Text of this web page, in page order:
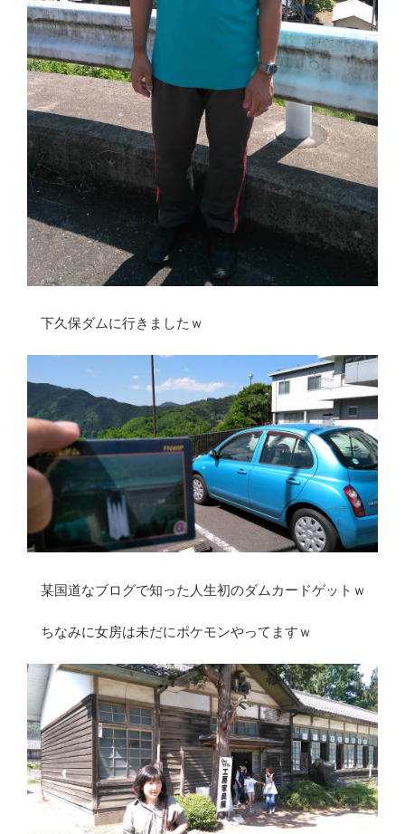
下久保ダムに行きましたｗ
某国道なブログで知った人生初のダムカードゲットｗ
ちなみに女房は未だにポケモンやってますｗ